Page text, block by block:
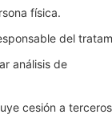
física.
del
análisis de
cesión a